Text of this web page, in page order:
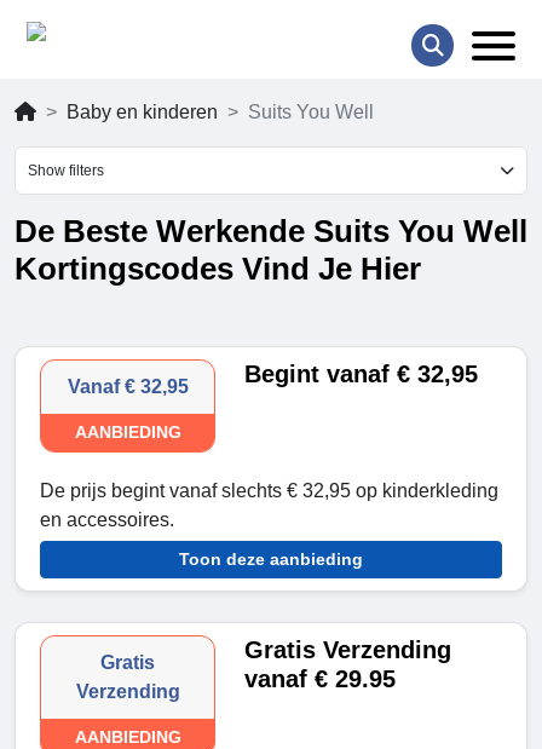
Baby en kinderen Suits You Well
Show filters
De Beste Werkende Suits You Well
Kortingscodes Vind Je Hier
Vanaf € 32,95
AANBIEDING
Begint vanaf € 32,95
De prijs begint vanaf slechts € 32,95 op kinderkleding
en accessoires.
Toon deze aanbieding
Gratis
Verzending
AANBIEDING
Gratis Verzending
vanaf € 29.95